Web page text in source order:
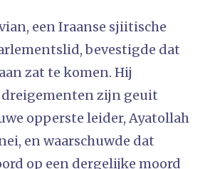
een Iraanse sjiitische
bevestigde dat
zat te komen. Hij
dreigementen zijn geuit
opperste leider, Ayatollah
en waarschuwde dat
op een dergelijke moord